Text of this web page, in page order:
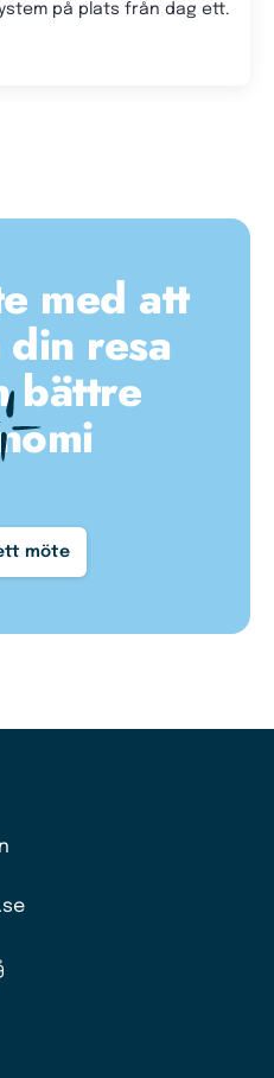
på plats från dag ett.
med att
resa
bättre
möte